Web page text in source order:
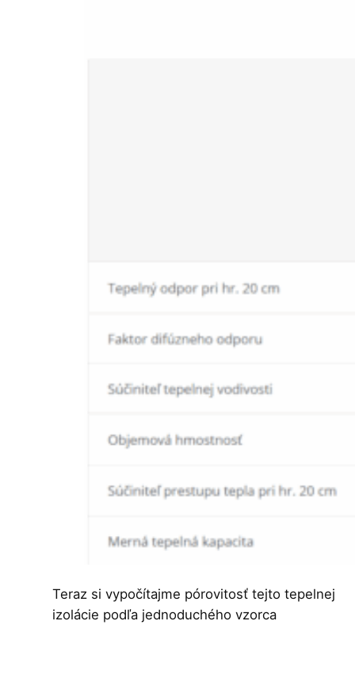
Teraz si vypočítajme pórovitosť tejto tepelnej
izolácie podľa jednoduchého vzorca